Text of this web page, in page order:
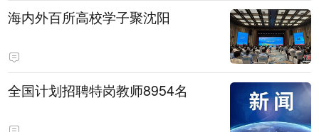
海内外百所高校学子聚沈阳
全国计划招聘特岗教师8954名